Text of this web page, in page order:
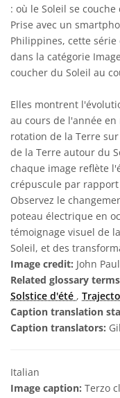
: où le Soleil se
Prise avec un
Philippines, cette
dans la catégorie
coucher du Soleil au
Elles montrent
au cours de l'année
rotation de la Terre
de la Terre autour du
chaque image reflète
crépuscule par
Observez le
poteau électrique en
témoignage visuel de
Soleil, et des
Image credit: John
Related glossary
Solstice d'été ,
Caption translation
Caption translators:
Italian
Image caption: Terzo